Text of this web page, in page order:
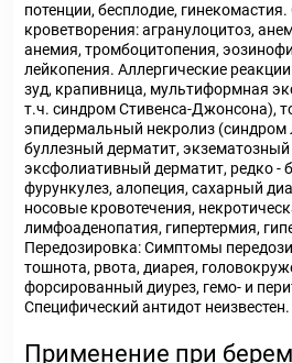
потенции, бесплодие,
кроветворения: агранулоцитоз,
анемия, тромбоцитопения,
лейкопения. Аллергические
зуд, крапивница, мультиформная
т.ч. синдром Стивенса-Джонсона),
эпидермальный некролиз (синдром
буллезный дерматит, экзематозный
эксфолиативный дерматит, редко -
фурункулез, алопеция, сахарный
носовые кровотечения,
лимфоаденопатия, гипертермия,
Передозировка: Симптомы
тошнота, рвота, диарея,
форсированный диурез, гемо- и
Специфический антидот неизвестен.
Применение при